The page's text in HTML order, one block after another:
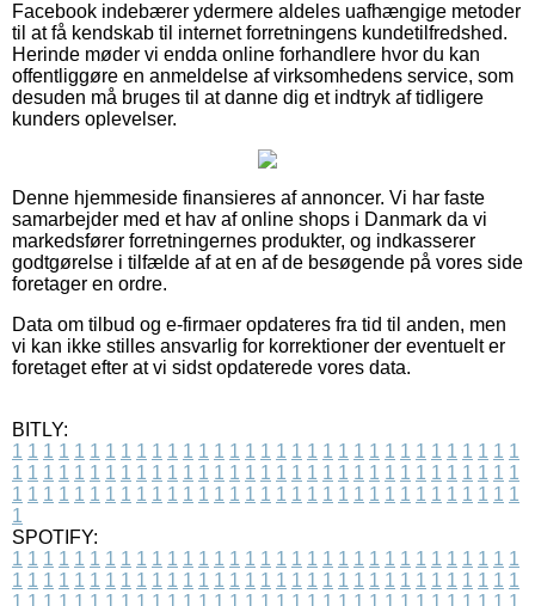
Facebook indebærer ydermere aldeles uafhængige metoder
til at få kendskab til internet forretningens kundetilfredshed.
Herinde møder vi endda online forhandlere hvor du kan
offentliggøre en anmeldelse af virksomhedens service, som
desuden må bruges til at danne dig et indtryk af tidligere
kunders oplevelser.
Denne hjemmeside finansieres af annoncer. Vi har faste
samarbejder med et hav af online shops i Danmark da vi
markedsfører forretningernes produkter, og indkasserer
godtgørelse i tilfælde af at en af de besøgende på vores side
foretager en ordre.
Data om tilbud og e-firmaer opdateres fra tid til anden, men
vi kan ikke stilles ansvarlig for korrektioner der eventuelt er
foretaget efter at vi sidst opdaterede vores data.
BITLY:
1 1 1 1 1 1 1 1 1 1 1 1 1 1 1 1 1 1 1 1 1 1 1 1 1 1 1 1 1 1 1 1 1
1 1 1 1 1 1 1 1 1 1 1 1 1 1 1 1 1 1 1 1 1 1 1 1 1 1 1 1 1 1 1 1 1
1 1 1 1 1 1 1 1 1 1 1 1 1 1 1 1 1 1 1 1 1 1 1 1 1 1 1 1 1 1 1 1 1
1
SPOTIFY:
1 1 1 1 1 1 1 1 1 1 1 1 1 1 1 1 1 1 1 1 1 1 1 1 1 1 1 1 1 1 1 1 1
1 1 1 1 1 1 1 1 1 1 1 1 1 1 1 1 1 1 1 1 1 1 1 1 1 1 1 1 1 1 1 1 1
1 1 1 1 1 1 1 1 1 1 1 1 1 1 1 1 1 1 1 1 1 1 1 1 1 1 1 1 1 1 1 1 1